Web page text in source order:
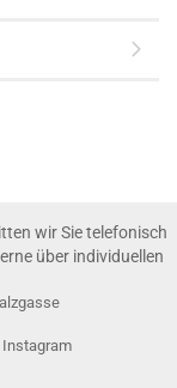
wir Sie telefonisch
über individuellen
Instagram